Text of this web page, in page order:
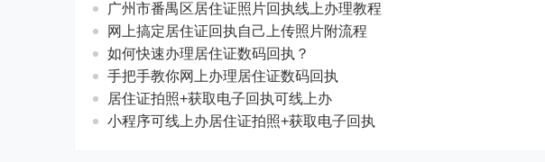
广州市番禺区居住证照片回执线上办理教程
网上搞定居住证回执自己上传照片附流程
如何快速办理居住证数码回执？
手把手教你网上办理居住证数码回执
居住证拍照+获取电子回执可线上办
小程序可线上办居住证拍照+获取电子回执